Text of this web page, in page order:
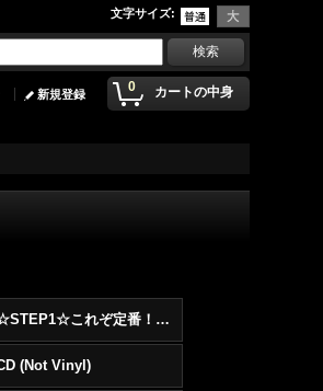
文字サイズ:
0 カートの中身
新規登録
☆STEP1☆これぞ定番！！まずはここから！2000年代R&BフロアヒットBest 100 !!!
(Not Vinyl)